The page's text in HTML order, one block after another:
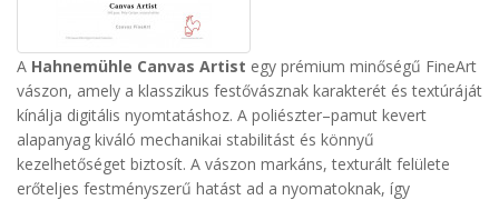
A Hahnemühle Canvas Artist egy prémium minőségű FineArt
vászon, amely a klasszikus festővásznak karakterét és textúráját
kínálja digitális nyomtatáshoz. A poliészter–pamut kevert
alapanyag kiváló mechanikai stabilitást és könnyű
kezelhetőséget biztosít. A vászon markáns, texturált felülete
erőteljes festményszerű hatást ad a nyomatoknak, így